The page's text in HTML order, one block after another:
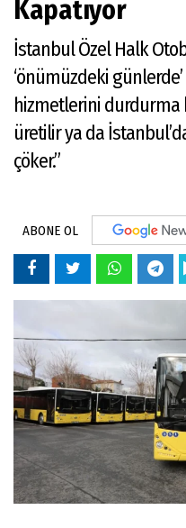
Kapatıyor
İstanbul Özel Halk
‘önümüzdeki
hizmetlerini durdurma
üretilir ya da
çöker.”
ABONE OL